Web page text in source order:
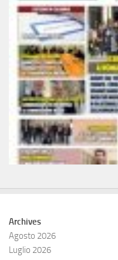
Archives
Agosto 2026
Luglio 2026